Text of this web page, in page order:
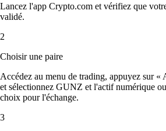
Lancez l'app Crypto.com et vérifiez que
validé.
2
Choisir une paire
Accédez au menu de trading, appuyez sur «
et sélectionnez GUNZ et l'actif numérique
choix pour l'échange.
3